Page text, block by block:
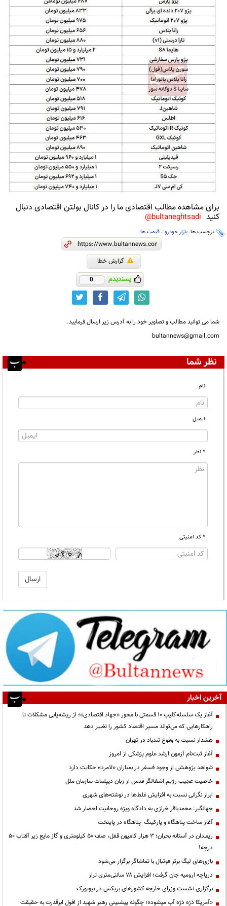
برای مشاهده مطالب اقتصادی ما را در کانال بولتن اقتصادی دنبال
کنید bultaneghtsadi@
برچسب ها: بازار خودرو ، قیمت ها
گزارش خطا
پسندیدم 0
شما می توانید مطالب و تصاویر خود را به آدرس زیر ارسال فرمایید.
bultannews@gmail.com
نظر شما
نام
ایمیل
* نظر
* کد امنیتی
آخرین اخبار
آغاز یک سلسله‌کلیپ ۱۰ قسمتی با محور «جهاد اقتصادی»؛ از ریشه‌یابی مشکلات تا
راهکارهایی که می‌تواند مسیر اقتصاد کشور را تغییر دهد
هشدار نسبت به وقوع تندباد در تهران
آغاز ثبت‌نام آزمون ارشد علوم پزشکی از امروز
شواهد پژوهشی از وجود فسفر در بمباران «لامرد» حکایت دارد
خاصیت عجیب رژیم اشغالگر قدس از زبان دیپلمات سازمان ملل
ابراز نگرانی نسبت به افزایش غلط‌ها در نوشته‌های شهری
جهانگیر: محمدباقر خرازی به دادگاه ویژه روحانیت احضار شد
آغاز ساخت پناهگاه و پارکینگ -پناهگاه در پایتخت
ریمـدان در آستانه بحران؛ ۳ هزار کامیون قفل، صف ۵۰ کیلومتری و گاز مایع زیر آفتاب ۵۰
درجه!
بازی‌های لیگ برتر فوتبال با تماشاگر برگزار می‌شود
دریاچه ارومیه جان گرفت؛ افزایش ۷۸ سانتی‌متری تراز
برگزاری نشست وزرای خارجه کشورهای بریکس در نیویورک
«آمریکا ذرّه ذرّه آب میشود»؛ چگونه پیشبینی رهبر شهید از افول ابرقدرت به حقیقت